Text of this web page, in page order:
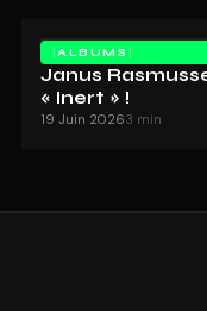
ALBUMS
Janus
« Inert » !
19 Juin 20263 min